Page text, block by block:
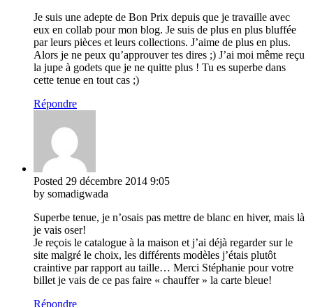
Je suis une adepte de Bon Prix depuis que je travaille avec
eux en collab pour mon blog. Je suis de plus en plus bluffée
par leurs pièces et leurs collections. J’aime de plus en plus.
Alors je ne peux qu’approuver tes dires ;) J’ai moi même reçu
la jupe à godets que je ne quitte plus ! Tu es superbe dans
cette tenue en tout cas ;)
Répondre
Posted 29 décembre 2014 9:05
by somadigwada
Superbe tenue, je n’osais pas mettre de blanc en hiver, mais là
je vais oser!
Je reçois le catalogue à la maison et j’ai déjà regarder sur le
site malgré le choix, les différents modèles j’étais plutôt
craintive par rapport au taille… Merci Stéphanie pour votre
billet je vais de ce pas faire « chauffer » la carte bleue!
Répondre